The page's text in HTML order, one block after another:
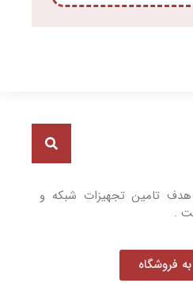
هدف تامین تجهیزات شبکه و
.
فروشگاه